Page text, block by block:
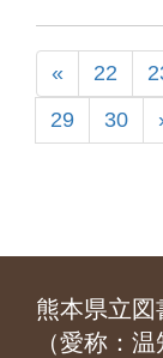
« 22
29
30
熊本県立図
（愛称：温